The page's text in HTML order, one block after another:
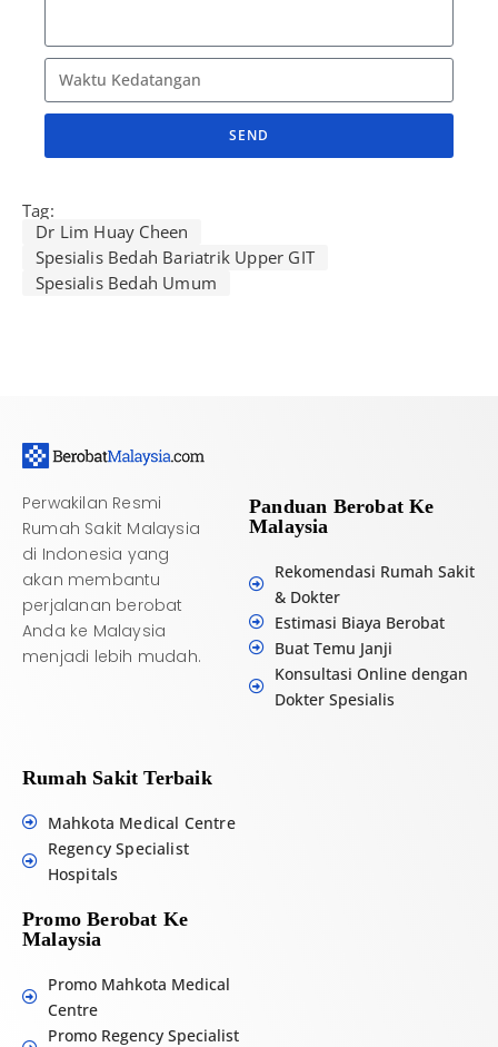
SEND
t
e
r
e
Tag:
Dr Lim Huay Cheen
Spesialis Bedah Bariatrik Upper GIT
Spesialis Bedah Umum
Perwakilan Resmi
Rumah Sakit Malaysia
di Indonesia yang
akan membantu
perjalanan berobat
Anda ke Malaysia
menjadi lebih mudah.
Panduan Berobat Ke
Malaysia
Rekomendasi Rumah Sakit
& Dokter
Estimasi Biaya Berobat
Buat Temu Janji
Konsultasi Online dengan
Dokter Spesialis
Rumah Sakit Terbaik
Mahkota Medical Centre
Regency Specialist
Hospitals
Promo Berobat Ke
Malaysia
Promo Mahkota Medical
Centre
Promo Regency Specialist